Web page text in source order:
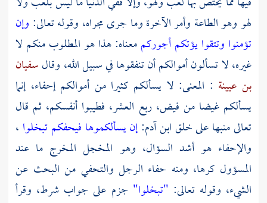
لهو وهو الطاعة وأمر الآخرة وما جرى مجراه، وقوله تعالى: وإن
تؤمنوا وتتقوا يؤتكم أجوركممعناه: هذا هو المطلوب منكم لا
غيره، لا تسألون أموالكم أن تنفقوها في سبيل الله، وقالسفيان
بن عيينة : المعنى: لا يسألكم كثيرا من أموالكم إحفاء، إنما
يسألكم غيضا من فيض، ربع العشر، فطيبوا أنفسكم، ثم قال
تعالى منبها على خلق ابنآدم:إن يسألكموها فيحفكم تبخلوا ،
والإحفاء هو أشد السؤال، وهو المخجل المخرج ما عند
المسؤول كرها، ومنه حفاء الرجل والتحفي من البحث عن
الشيء، وقوله تعالى: "تبخلوا" جزم على جواب شرط، وقرأ